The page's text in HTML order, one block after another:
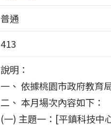
普通
413
說明：
一、 依據桃園市政府教育
二、 本月場次內容如下：
(一) 主題一：[平鎮科技中